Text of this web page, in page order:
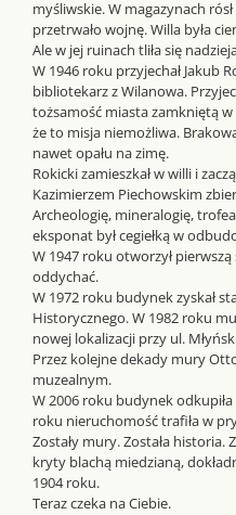
myśliwskie. W magazynach
przetrwało wojnę. Willa była
Ale w jej ruinach tliła się
W 1946 roku przyjechał Jakub
bibliotekarz z Wilanowa.
tożsamość miasta zamkniętą
że to misja niemożliwa.
nawet opału na zimę.
Rokicki zamieszkał w willi i
Kazimierzem Piechowskim
Archeologię, mineralogię,
eksponat był cegiełką w
W 1947 roku otworzył pierwszą
oddychać.
W 1972 roku budynek zyskał
Historycznego. W 1982 roku
nowej lokalizacji przy ul.
Przez kolejne dekady mury
muzealnym.
W 2006 roku budynek
roku nieruchomość trafiła w
Zostały mury. Została historia.
kryty blachą miedzianą,
1904 roku.
Teraz czeka na Ciebie.